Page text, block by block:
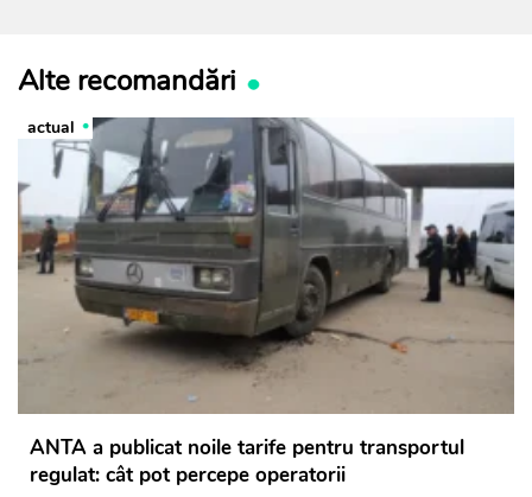
Alte recomandări
actual
ANTA a publicat noile tarife pentru transportul
regulat: cât pot percepe operatorii